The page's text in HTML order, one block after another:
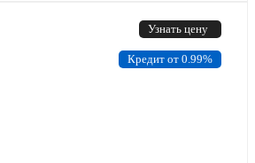
Узнать цену
Кредит от 0.99%